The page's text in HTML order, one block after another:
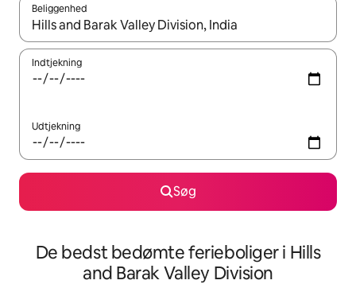
Beliggenhed
Når resultaterne er tilgængelige, skal du navigere med
Indtjekning
Udtjekning
Søg
De bedst bedømte ferieboliger i Hills
and Barak Valley Division